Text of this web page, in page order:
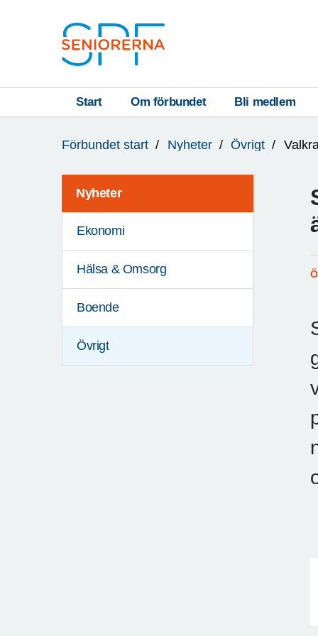
Start Om förbundet Bli medlem
är
Förbundet start Nyheter Övrigt
Nyheter
Ekonomi
Hälsa & Omsorg
Boende
Övrigt